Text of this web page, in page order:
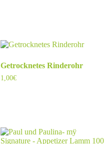
Getrocknetes Rinderohr
1,00€